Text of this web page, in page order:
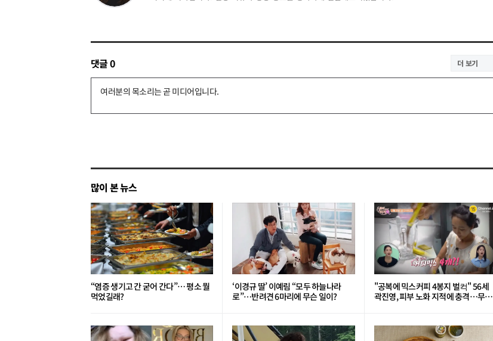
댓글0 더 보기
댓
많이 본 뉴스
“염증 생기고 간 굳어 간다”… 평소 뭘
먹었길래?
‘이경규 딸’ 이예림 “모두 하늘나라
로”⋯반려견 6마리에 무슨 일이?
"공복에 믹스커피 4봉지 벌컥" 56세
곽진영, 피부 노화 지적에 충격…무슨